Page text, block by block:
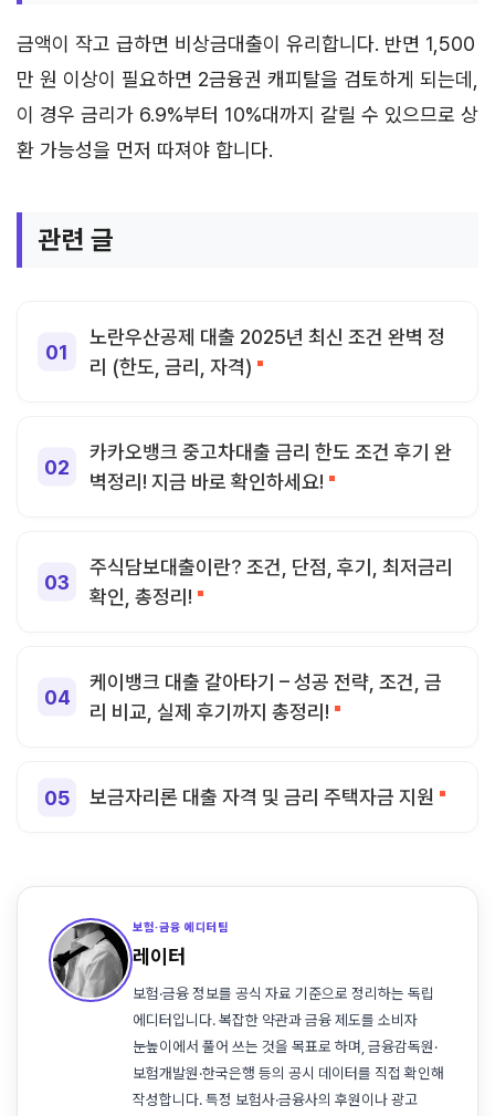
금액이 작고 급하면 비상금대출이 유리합니다. 반면 1,500
만 원 이상이 필요하면 2금융권 캐피탈을 검토하게 되는데,
이 경우 금리가 6.9%부터 10%대까지 갈릴 수 있으므로 상
환 가능성을 먼저 따져야 합니다.
관련 글
노란우산공제 대출 2025년 최신 조건 완벽 정
리 (한도, 금리, 자격)
카카오뱅크 중고차대출 금리 한도 조건 후기 완
벽정리! 지금 바로 확인하세요!
주식담보대출이란? 조건, 단점, 후기, 최저금리
확인, 총정리!
케이뱅크 대출 갈아타기 – 성공 전략, 조건, 금
리 비교, 실제 후기까지 총정리!
보금자리론 대출 자격 및 금리 주택자금 지원
보험·금융 에디터팀
레이터
보험·금융 정보를 공식 자료 기준으로 정리하는 독립
에디터입니다. 복잡한 약관과 금융 제도를 소비자
눈높이에서 풀어 쓰는 것을 목표로 하며, 금융감독원·
보험개발원·한국은행 등의 공시 데이터를 직접 확인해
작성합니다. 특정 보험사·금융사의 후원이나 광고